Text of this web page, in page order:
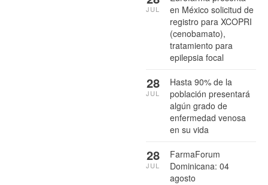
en México solicitud de
registro para XCOPRI
(cenobamato),
tratamiento para
epilepsia focal
JUL
Hasta 90% de la
población presentará
algún grado de
enfermedad venosa
en su vida
28
JUL
FarmaForum
Dominicana: 04
agosto
28
JUL